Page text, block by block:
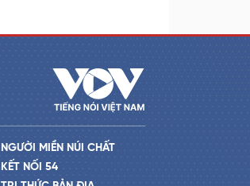
NGƯỜI MIỀN NÚI CHẤT
KẾT NỐI 54